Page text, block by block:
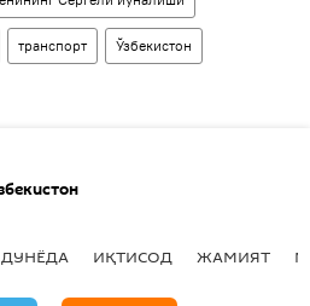
транспорт Ўзбекистон
ДУНЁДА ИҚТИСОД ЖАМИЯТ